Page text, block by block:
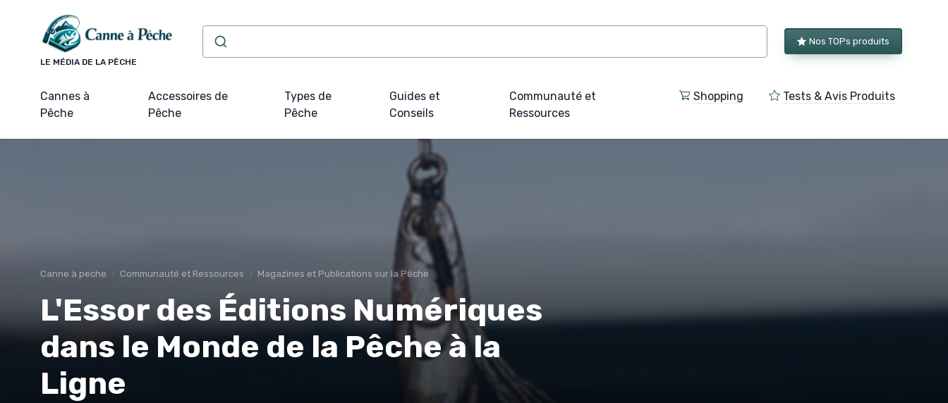
LE MÉDIA DE LA PÊCHE
Nos TOPs produits
Cannes à
Pêche
Accessoires de
Pêche
Types de
Pêche
Guides et
Conseils
Communauté et
Ressources
Shopping Tests & Avis Produits
Canne à peche Communauté et Ressources Magazines et Publications sur la Pêche
L'Essor des Éditions Numériques
dans le Monde de la Pêche à la
Ligne